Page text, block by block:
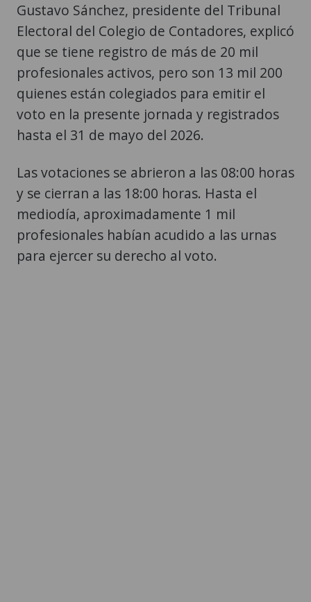
Gustavo Sánchez, presidente del Tribunal
Electoral del Colegio de Contadores, explicó
que se tiene registro de más de 20 mil
profesionales activos, pero son 13 mil 200
quienes están colegiados para emitir el
voto en la presente jornada y registrados
hasta el 31 de mayo del 2026.
Las votaciones se abrieron a las 08:00 horas
y se cierran a las 18:00 horas. Hasta el
mediodía, aproximadamente 1 mil
profesionales habían acudido a las urnas
para ejercer su derecho al voto.